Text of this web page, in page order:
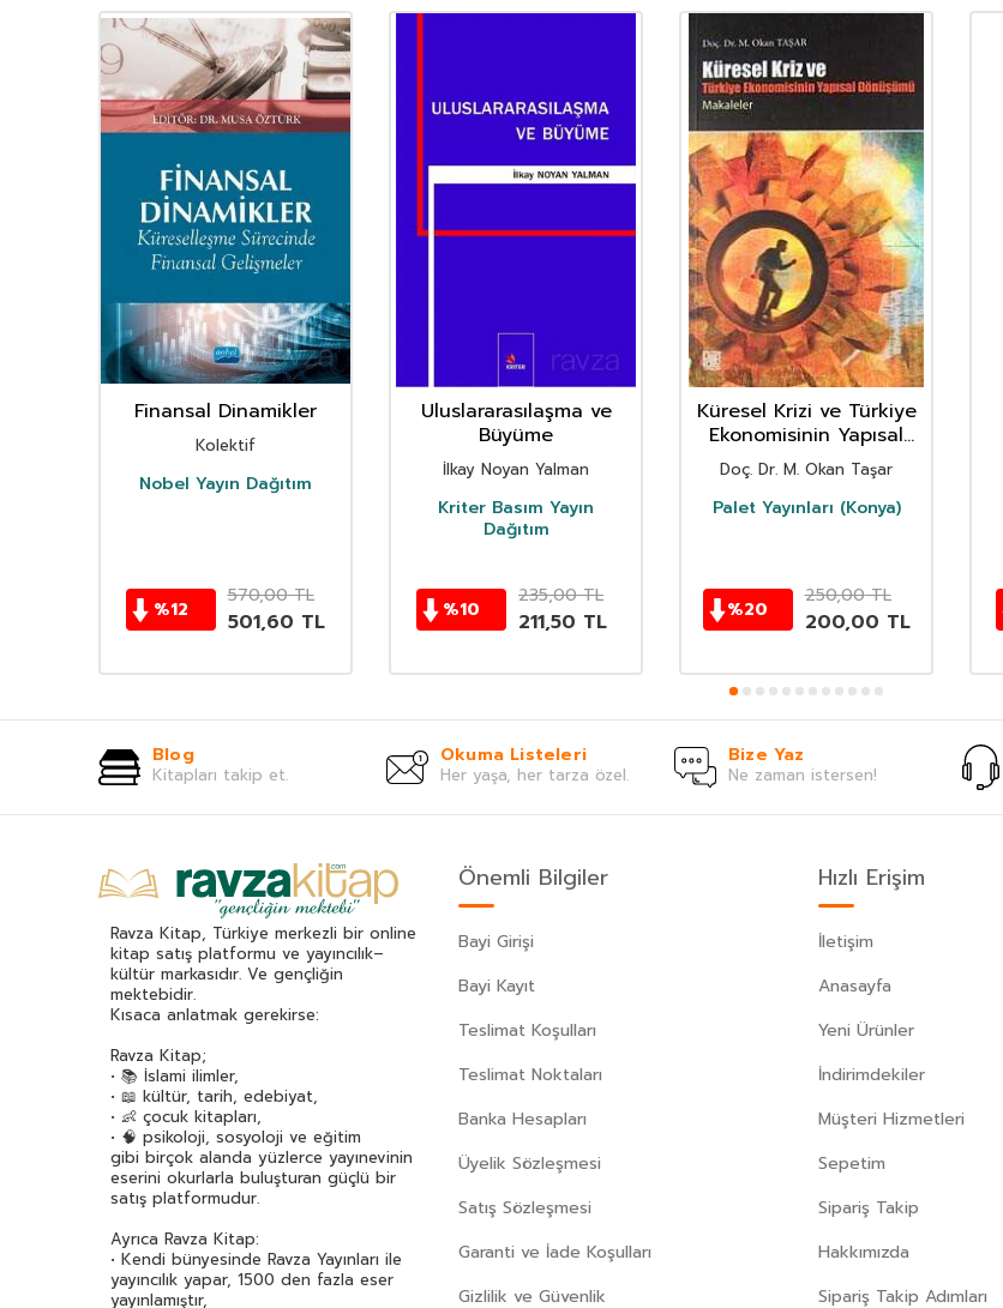
Finansal Dinamikler
Kolektif
Nobel Yayın Dağıtım
%12
570,00TL
501,60 TL
Uluslararasılaşma ve
Büyüme
İlkay Noyan Yalman
Kriter Basım Yayın
Dağıtım
%10
235,00TL
211,50 TL
Küresel Krizi ve Türkiye
Ekonomisinin Yapısal
Dönüşümü
Doç. Dr. M. Okan Taşar
Palet Yayınları (Konya)
%20
250,00TL
200,00 TL
Blog
Kitapları takip et.
Okuma Listeleri
Her yaşa, her tarza özel.
Bize Yaz
Ne zaman istersen!
Ravza Kitap, Türkiye merkezli bir online
kitap satış platformu ve yayıncılık–
kültür markasıdır. Ve gençliğin
mektebidir.
Kısaca anlatmak gerekirse:
Ravza Kitap;
• 📚 İslami ilimler,
• 📖 kültür, tarih, edebiyat,
• 👶 çocuk kitapları,
• 🧠 psikoloji, sosyoloji ve eğitim
gibi birçok alanda yüzlerce yayınevinin
eserini okurlarla buluşturan güçlü bir
satış platformudur.
Ayrıca Ravza Kitap:
• Kendi bünyesinde Ravza Yayınları ile
yayıncılık yapar, 1500 den fazla eser
yayınlamıştır,
Önemli Bilgiler
Bayi Girişi
Bayi Kayıt
Teslimat Koşulları
Teslimat Noktaları
Banka Hesapları
Üyelik Sözleşmesi
Satış Sözleşmesi
Garanti ve İade Koşulları
Gizlilik ve Güvenlik
Hızlı Erişim
İletişim
Anasayfa
Yeni Ürünler
İndirimdekiler
Müşteri Hizmetleri
Sepetim
Sipariş Takip
Hakkımızda
Sipariş Takip Adımları